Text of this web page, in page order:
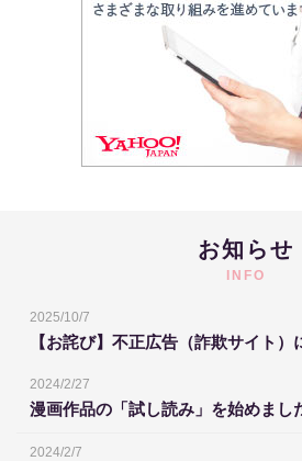
お知らせ
INFO
2025/10/7
【お詫び】不正広告（詐欺サイト）
2024/2/27
漫画作品の「試し読み」を始めまし
2024/2/7